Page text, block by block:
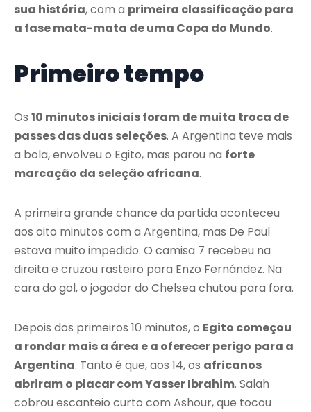
sua história, com a primeira classificação para
a fase mata-mata de uma Copa do Mundo.
Primeiro tempo
Os 10 minutos iniciais foram de muita troca de
passes das duas seleções. A Argentina teve mais
a bola, envolveu o Egito, mas parou na forte
marcação da seleção africana.
A primeira grande chance da partida aconteceu
aos oito minutos com a Argentina, mas De Paul
estava muito impedido. O camisa 7 recebeu na
direita e cruzou rasteiro para Enzo Fernández. Na
cara do gol, o jogador do Chelsea chutou para fora.
Depois dos primeiros 10 minutos, o Egito começou
a rondar mais a área e a oferecer perigo para a
Argentina. Tanto é que, aos 14, os africanos
abriram o placar com Yasser Ibrahim. Salah
cobrou escanteio curto com Ashour, que tocou